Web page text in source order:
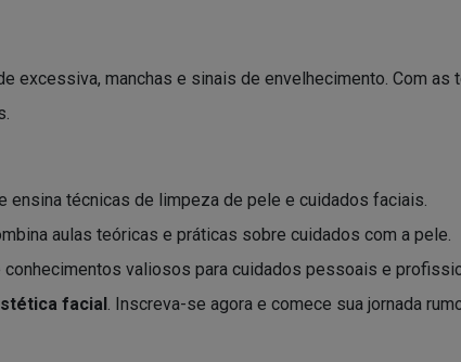
excessiva, manchas e sinais de envelhecimento. Com
ensina técnicas de limpeza de pele e cuidados faciais.
aulas teóricas e práticas sobre cuidados com a pele.
conhecimentos valiosos para cuidados pessoais e
facial . Inscreva-se agora e comece sua jornada